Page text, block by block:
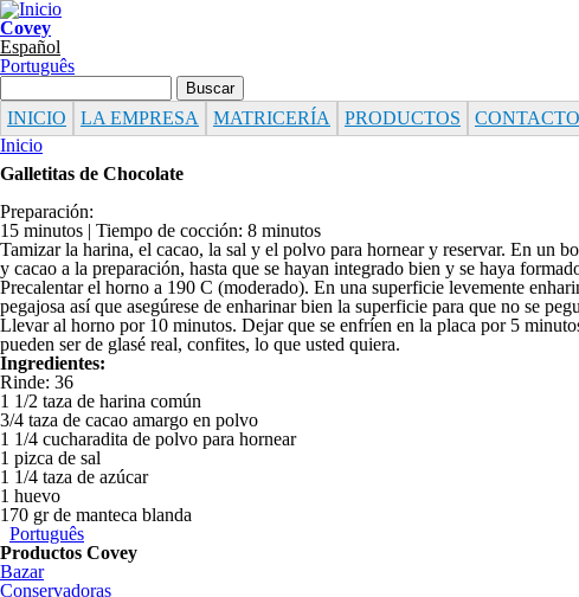
Pasar al contenido principal
Covey
Español
Português
Formulario de búsqueda
INICIO
LA EMPRESA MATRICERÍA PRODUCTOS
CONTACTO
Se encuentra usted aquí
Inicio
Galletitas de Chocolate
Preparación:
15 minutos | Tiempo de cocción: 8 minutos
Tamizar la harina, el cacao, la sal y el polvo para hornear y reservar. En un
y cacao a la preparación, hasta que se hayan integrado bien y se haya
Precalentar el horno a 190 C (moderado). En una superficie levemente
pegajosa así que asegúrese de enharinar bien la superficie para que no se
Llevar al horno por 10 minutos. Dejar que se enfríen en la placa por 5
pueden ser de glasé real, confites, lo que usted quiera.
Ingredientes:
Rinde: 36
1 1/2 taza de harina común
3/4 taza de cacao amargo en polvo
1 1/4 cucharadita de polvo para hornear
1 pizca de sal
1 1/4 taza de azúcar
1 huevo
170 gr de manteca blanda
Português
Productos Covey
Bazar
Conservadoras